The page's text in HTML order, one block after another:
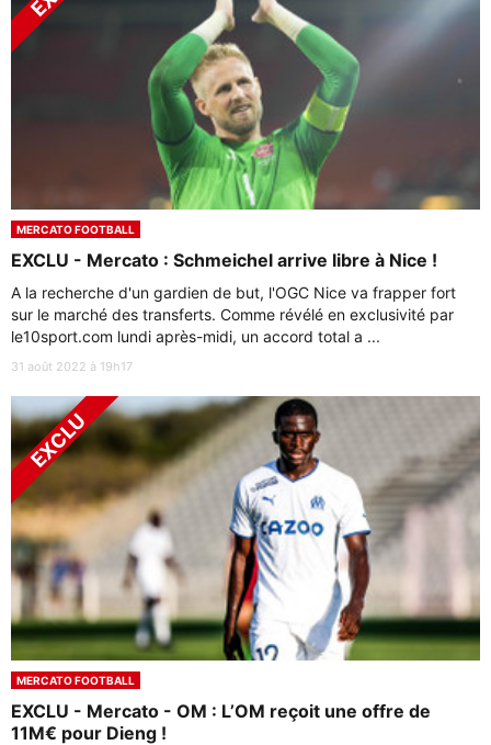
MERCATO FOOTBALL
EXCLU - Mercato : Schmeichel arrive libre à Nice !
A la recherche d'un gardien de but, l'OGC Nice va frapper fort
sur le marché des transferts. Comme révélé en exclusivité par
le10sport.com lundi après-midi, un accord total a ...
31 août 2022 à 19h17
MERCATO FOOTBALL
EXCLU - Mercato - OM : L’OM reçoit une offre de
11M€ pour Dieng !